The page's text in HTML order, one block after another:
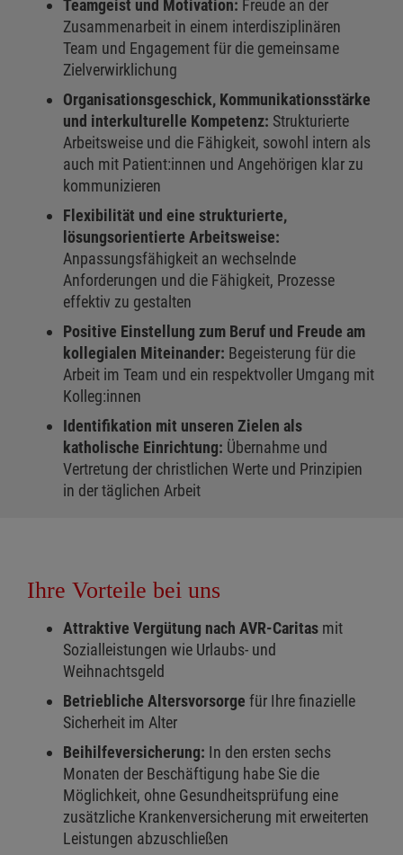
Teamgeist und Motivation: Freude an der
Zusammenarbeit in einem interdisziplinären
Team und Engagement für die gemeinsame
Zielverwirklichung
Organisationsgeschick, Kommunikationsstärke
und interkulturelle Kompetenz: Strukturierte
Arbeitsweise und die Fähigkeit, sowohl intern als
auch mit Patient:innen und Angehörigen klar zu
kommunizieren
Flexibilität und eine strukturierte,
lösungsorientierte Arbeitsweise:
Anpassungsfähigkeit an wechselnde
Anforderungen und die Fähigkeit, Prozesse
effektiv zu gestalten
Positive Einstellung zum Beruf und Freude am
kollegialen Miteinander: Begeisterung für die
Arbeit im Team und ein respektvoller Umgang mit
Kolleg:innen
Identifikation mit unseren Zielen als
katholische Einrichtung: Übernahme und
Vertretung der christlichen Werte und Prinzipien
in der täglichen Arbeit
Ihre Vorteile bei uns
Attraktive Vergütung nach AVR-Caritas mit
Sozialleistungen wie Urlaubs- und
Weihnachtsgeld
Betriebliche Altersvorsorge für Ihre finazielle
Sicherheit im Alter
Beihilfeversicherung: In den ersten sechs
Monaten der Beschäftigung habe Sie die
Möglichkeit, ohne Gesundheitsprüfung eine
zusätzliche Krankenversicherung mit erweiterten
Leistungen abzuschließen